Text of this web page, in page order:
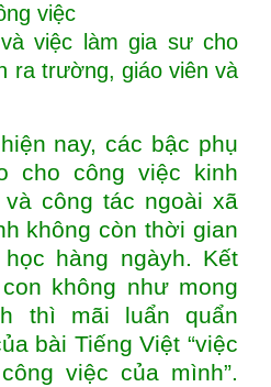
việc
việc làm gia sư cho
ra trường, giáo viên và
nay, các bậc phụ
cho công việc kinh
công tác ngoài xã
không còn thời gian
hàng ngàyh. Kết
không như mong
thì mãi luẩn quẩn
bài Tiếng Việt “việc
việc của mình”.